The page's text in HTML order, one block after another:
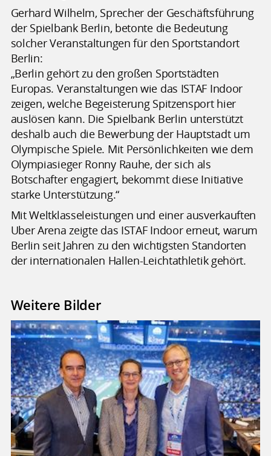
Gerhard Wilhelm, Sprecher der Geschäftsführung
der Spielbank Berlin, betonte die Bedeutung
solcher Veranstaltungen für den Sportstandort
Berlin:
„Berlin gehört zu den großen Sportstädten
Europas. Veranstaltungen wie das ISTAF Indoor
zeigen, welche Begeisterung Spitzensport hier
auslösen kann. Die Spielbank Berlin unterstützt
deshalb auch die Bewerbung der Hauptstadt um
Olympische Spiele. Mit Persönlichkeiten wie dem
Olympiasieger Ronny Rauhe, der sich als
Botschafter engagiert, bekommt diese Initiative
starke Unterstützung.“
Mit Weltklasseleistungen und einer ausverkauften
Uber Arena zeigte das ISTAF Indoor erneut, warum
Berlin seit Jahren zu den wichtigsten Standorten
der internationalen Hallen-Leichtathletik gehört.
Weitere Bilder